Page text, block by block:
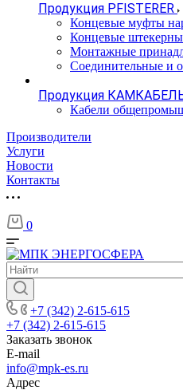
Продукция PFISTERER
Концевые муфты
Концевые
Монтажные
Соединительные и
Продукция
Кабели
Производители
Услуги
Новости
Контакты
0
+7 (342) 2-615-615
+7 (342) 2-615-615
Заказать звонок
E-mail
info@mpk-es.ru
Адрес